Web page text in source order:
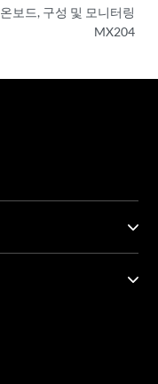
온보드, 구성 및 모니터링
MX204